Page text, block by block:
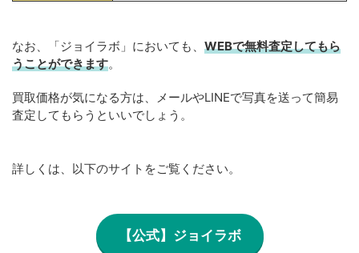
なお、「ジョイラボ」においても、 WEBで無料査定してもら
うことができます。
買取価格が気になる方は、メールやLINEで写真を送って簡易
査定してもらうといいでしょう。
詳しくは、以下のサイトをご覧ください。
【公式】ジョイラボ